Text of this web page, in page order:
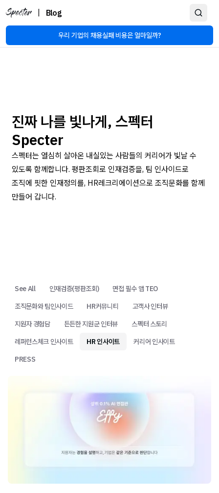
Blog
우리 기업의 채용실패 비용은 얼마일까?
진짜 나를 빛나게, 스펙터
Specter
스펙터는 열심히 살아온 내실있는 사람들의 커리어가 빛날 수
있도록 함께합니다. 평판조회로 인재검증을, 팀 인사이드로
조직에 핏한 인재정의를, HR레크리에이션으로 조직문화를 함께
만들어 갑니다.
See All 인재검증(평판조회)
면접 필수 앱 TEO
조직문화와 팀인사이드
HR커뮤니티
고객사 인터뷰
지원자 경험담
든든한 지원군 인터뷰
스펙터 스토리
레퍼런스체크 인사이트
HR 인사이트
커리어 인사이트
PRESS